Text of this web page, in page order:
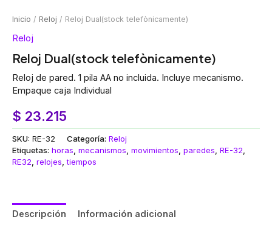
Inicio / Reloj / Reloj Dual(stock telefònicamente)
Reloj
Reloj Dual(stock telefònicamente)
Reloj de pared. 1 pila AA no incluida. Incluye mecanismo.
Empaque caja Individual
$ 23.215
SKU: RE-32 Categoría: Reloj
Etiquetas: horas mecanismos movimientos paredes RE-32
RE32 relojes ,tiempos
Descripción
Información adicional